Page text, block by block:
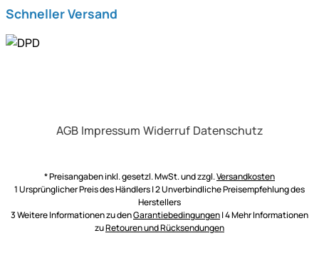
Schneller Versand
AGB Impressum Widerruf Datenschutz
* Preisangaben inkl. gesetzl. MwSt. und zzgl.Versandkosten
1 Ursprünglicher Preis des Händlers | 2 Unverbindliche Preisempfehlung des
Herstellers
3 Weitere Informationen zu denGarantiebedingungen| 4 Mehr Informationen
zuRetouren und Rücksendungen